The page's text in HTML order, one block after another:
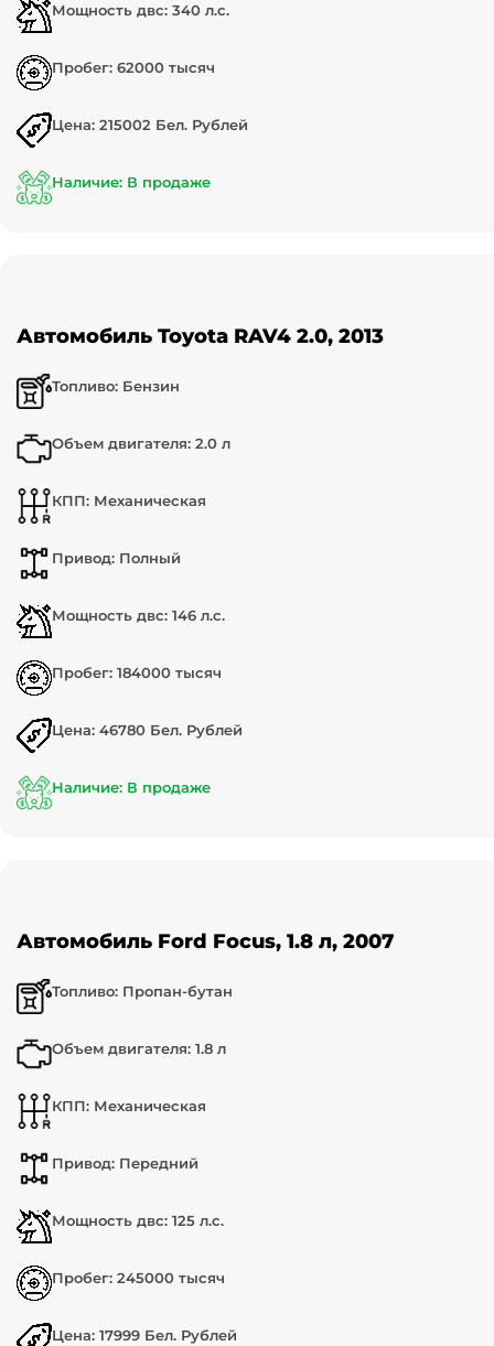
Мощность двс: 340 л.с.
Пробег: 62000 тысяч
Цена: 215002 Бел. Рублей
Наличие: В продаже
Автомобиль Toyota RAV4 2.0, 2013
Топливо: Бензин
Объем двигателя: 2.0 л
КПП: Механическая
Привод: Полный
Мощность двс: 146 л.с.
Пробег: 184000 тысяч
Цена: 46780 Бел. Рублей
Наличие: В продаже
Автомобиль Ford Focus, 1.8 л, 2007
Топливо: Пропан-бутан
Объем двигателя: 1.8 л
КПП: Механическая
Привод: Передний
Мощность двс: 125 л.с.
Пробег: 245000 тысяч
Цена: 17999 Бел. Рублей